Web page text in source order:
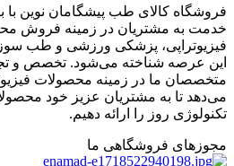
فروشگاه کالای طب پیشگامان نوین با
خدمت به مشتریان در زمینه فروش
فیزیوتراپی، پزشکی ورزشی و طب
این عرصه شناخته می‌شود. تخصص و
متخصصان ما در زمینه محصولات
می‌دهد تا به مشتریان عزیز خود
تکنولوژی روز را ارائه دهیم.
مجوزهای فروشگاهی ما